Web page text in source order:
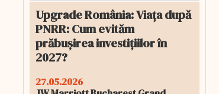
Upgrade România: Viața după
PNRR: Cum evităm
prăbușirea investițiilor în
2027?
27.05.2026